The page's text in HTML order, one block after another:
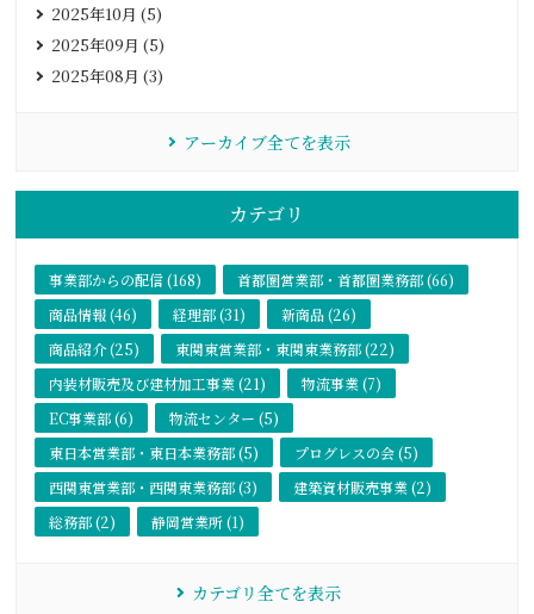
2025年10月 (5)
2025年09月 (5)
2025年08月 (3)
アーカイブ全てを表示
カテゴリ
事業部からの配信 (168)
首都圏営業部・首都圏業務部 (66)
商品情報 (46)
経理部 (31)
新商品 (26)
商品紹介 (25)
東関東営業部・東関東業務部 (22)
内装材販売及び建材加工事業 (21)
物流事業 (7)
EC事業部 (6)
物流センター (5)
東日本営業部・東日本業務部 (5)
プログレスの会 (5)
西関東営業部・西関東業務部 (3)
建築資材販売事業 (2)
総務部 (2)
静岡営業所 (1)
カテゴリ全てを表示